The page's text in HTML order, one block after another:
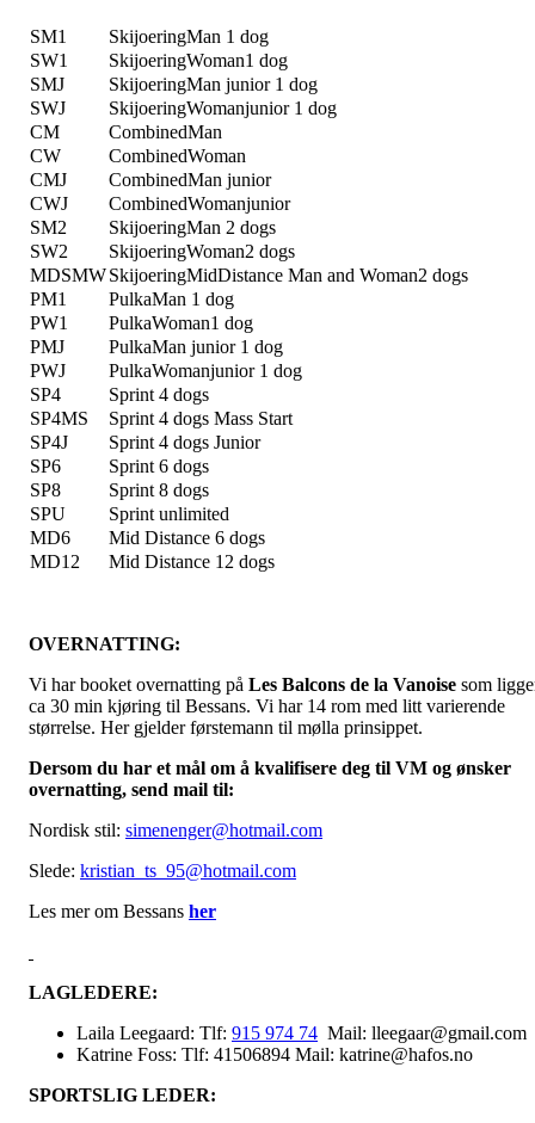
SM1
SkijoeringMan 1 dog
SW1
SkijoeringWoman1 dog
SMJ
SkijoeringMan junior 1 dog
SWJ
SkijoeringWomanjunior 1 dog
CM
CombinedMan
CW
CombinedWoman
CMJ
CombinedMan junior
CWJ
CombinedWomanjunior
SM2
SkijoeringMan 2 dogs
SW2
SkijoeringWoman2 dogs
MDSMWSkijoeringMidDistance Man and Woman2 dogs
PM1
PulkaMan 1 dog
PW1
PulkaWoman1 dog
PMJ
PulkaMan junior 1 dog
PWJ
PulkaWomanjunior 1 dog
SP4
Sprint 4 dogs
SP4MS
Sprint 4 dogs Mass Start
SP4J
Sprint 4 dogs Junior
SP6
Sprint 6 dogs
SP8
Sprint 8 dogs
SPU
Sprint unlimited
MD6
Mid Distance 6 dogs
MD12
Mid Distance 12 dogs
OVERNATTING:
Vi har booket overnatting på Les Balcons de la Vanoise som
ca 30 min kjøring til Bessans. Vi har 14 rom med litt varierende
størrelse. Her gjelder førstemann til mølla prinsippet.
Dersom du har et mål om å kvalifisere deg til VM og ønsker
overnatting, send mail til:
Nordisk stil: simenenger@hotmail.com
Slede: kristian_ts_95@hotmail.com
Les mer om Bessans her
LAGLEDERE:
Laila Leegaard: Tlf: 915 974 74 Mail: lleegaar@gmail.com
Katrine Foss: Tlf: 41506894 Mail: katrine@hafos.no
SPORTSLIG LEDER: